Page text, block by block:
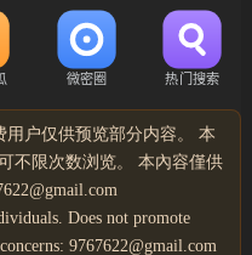
用户仅供预览部分内容。 本
不限次数浏览。 本內容僅供
Does not promote
9767622@gmail.com